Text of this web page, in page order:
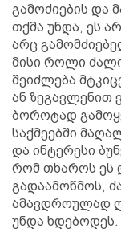
გამოძიების და
თქმა უნდა, ეს
არც
მისი როლი
შეიძლება
ან ზეგავლენით
ბოროტად
საქმეებში
და ინტერესი
რომ თხაროს ეს
გადაამოწმოს,
ამავდროულად
უნდა ხდებოდეს.